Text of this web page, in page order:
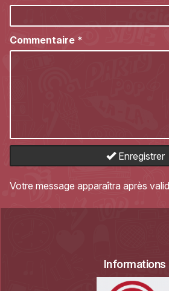
Commentaire *
Enregistrer
Votre message apparaîtra après
Informations